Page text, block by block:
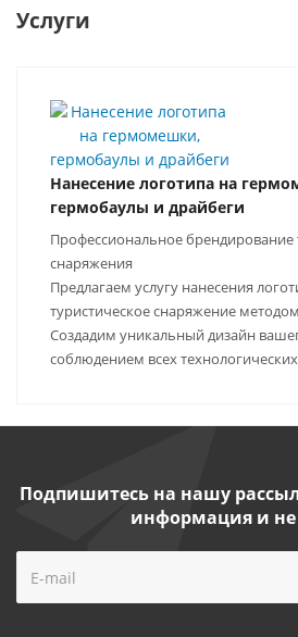
Услуги
Нанесение логотипа на
гермобаулы и драйбеги
Профессиональное брендирование
снаряжения
Предлагаем услугу нанесения
туристическое снаряжение
Создадим уникальный дизайн
соблюдением всех
Подпишитесь на нашу
информация и не